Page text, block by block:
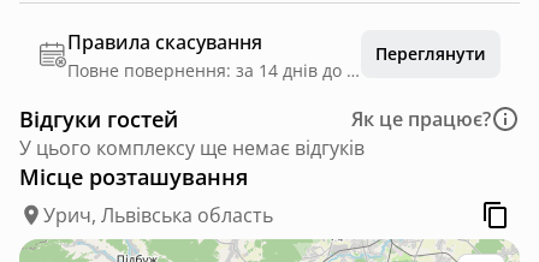
Правила скасування
Повне повернення: за 14 днів до дати заїзду
Переглянути
Відгуки гостей
Як це працює?
У цього комплексу ще немає відгуків
Місце розташування
Урич, Львівська область